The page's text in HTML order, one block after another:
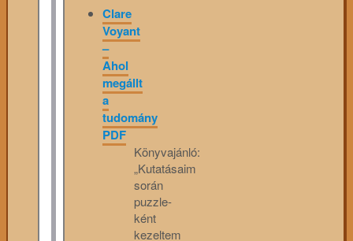
Clare
Voyant
–
Ahol
megállt
a
tudomány
PDF
Könyvajánló:
„Kutatásaim
során
puzzle-
ként
kezeltem